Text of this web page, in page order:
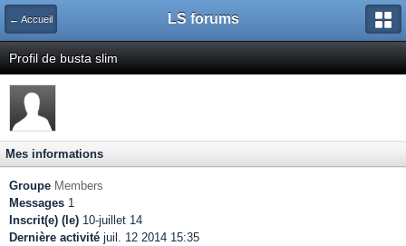
← Accueil LS forums
Profil de busta slim
Mes informations
Groupe Members
Messages 1
Inscrit(e) (le) 10-juillet 14
Dernière activité juil. 12 2014 15:35